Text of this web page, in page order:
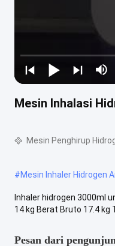
Mesin Inhalasi
Mesin Penghirup
#Mesin Inhaler Hidrogen
Inhaler hidrogen 3000ml
14 kg Berat Bruto 17.4 kg
Pesan dari